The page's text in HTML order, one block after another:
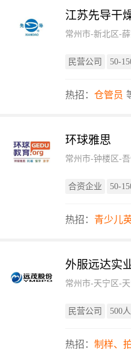
江苏先导干
常州市-新北区-
民营公司 50-
热招： 仓管员
环球雅思
常州市-钟楼区-
合资企业 50-
热招： 青少儿
外服远达实
常州市-天宁区-
民营公司 500
热招： 制样、